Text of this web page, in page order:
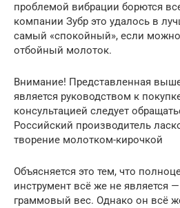
проблемой вибрации борются
компании Зубр это удалось в
самый «спокойный», если можно
отбойный молоток.
Внимание! Представленная
является руководством к
консультацией следует
Российский производитель
творение молотком-кирочкой
Объясняется это тем, что
инструмент всё же не является
граммовый вес. Однако он всё